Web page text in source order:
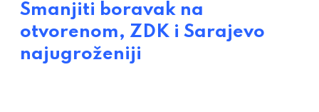
Smanjiti boravak na
otvorenom, ZDK i Sarajevo
najugroženiji